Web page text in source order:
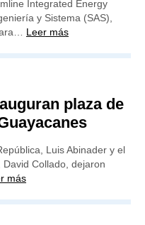
Integrated Energy
y Sistema (SAS),
Leer más
plaza de
Luis Abinader y el
Collado, dejaron
más